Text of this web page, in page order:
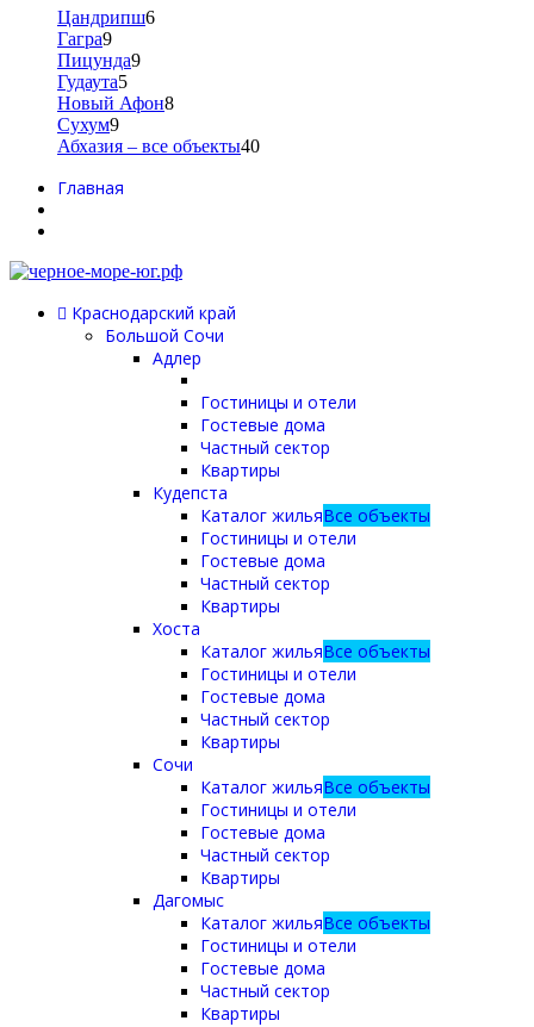
Цандрипш6
Гагра9
Пицунда9
Гудаута5
Новый Афон8
Сухум9
Абхазия – все объекты40
Главная
Краснодарский край
Большой Сочи
Адлер
Гостиницы и отели
Гостевые дома
Частный сектор
Квартиры
Кудепста
Каталог жильяВсе объекты
Гостиницы и отели
Гостевые дома
Частный сектор
Квартиры
Хоста
Каталог жильяВсе объекты
Гостиницы и отели
Гостевые дома
Частный сектор
Квартиры
Сочи
Каталог жильяВсе объекты
Гостиницы и отели
Гостевые дома
Частный сектор
Квартиры
Дагомыс
Каталог жильяВсе объекты
Гостиницы и отели
Гостевые дома
Частный сектор
Квартиры